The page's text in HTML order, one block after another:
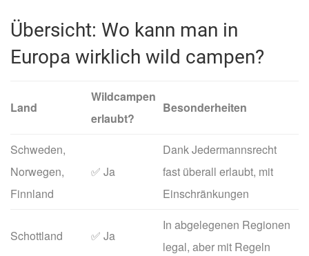
Übersicht: Wo kann man in
Europa wirklich wild campen?
Land
Wildcampen
erlaubt?
Besonderheiten
Schweden,
Norwegen,
Finnland
✅ Ja
Dank Jedermannsrecht
fast überall erlaubt, mit
Einschränkungen
Schottland ✅ Ja
In abgelegenen Regionen
legal, aber mit Regeln